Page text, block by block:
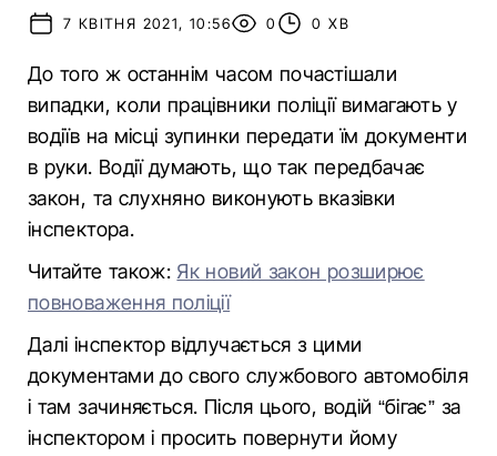
7 КВІТНЯ 2021, 10:56 0 0 ХВ
До того ж останнім часом почастішали
випадки, коли працівники поліції вимагають у
водіїв на місці зупинки передати їм документи
в руки. Водії думають, що так передбачає
закон, та слухняно виконують вказівки
інспектора.
Читайте також: Як новий закон розширює
повноваження поліції
Далі інспектор відлучається з цими
документами до свого службового автомобіля
і там зачиняється. Після цього, водій “бігає” за
інспектором і просить повернути йому